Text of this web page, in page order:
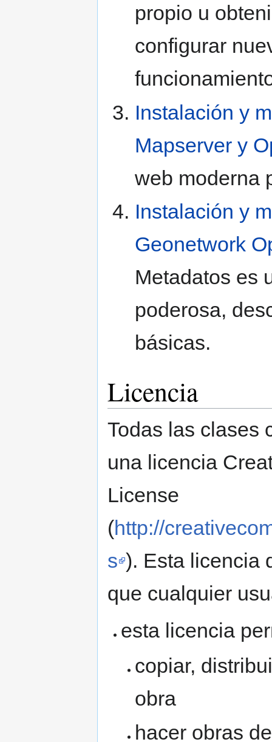
propio u
configurar
Instalación y
Mapserver y
web moderna
Instalación y
Geonetwork
Metadatos es
poderosa,
básicas.
Licencia
Todas las clases
una licencia
License
(http://
s ). Esta licencia
que cualquier
esta licencia
copiar,
obra
hacer obras